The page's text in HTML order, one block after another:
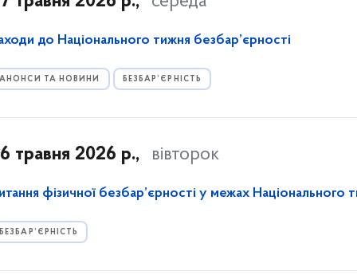
до Національного тижня безбар’єрності
АНОНСИ ТА НОВИНИ БЕЗБАР’ЄРНІСТЬ
травня 2026 р., вівторок
фізичної безбар’єрності у межах Національного
БЕЗБАР’ЄРНІСТЬ